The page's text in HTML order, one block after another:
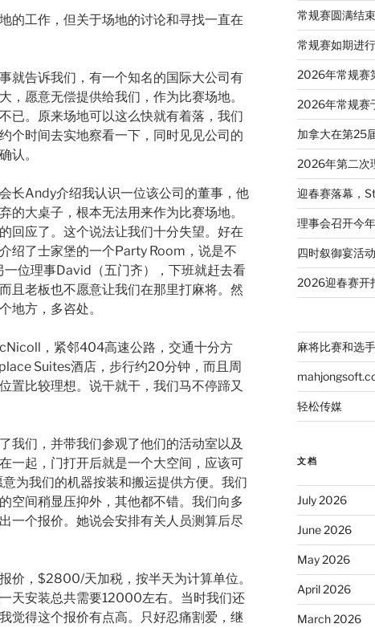
的工作，但关于场地的讨论和寻找一直在
就告诉我们，有一个知名的国际大公司有
，愿意无偿提供给我们，作为比赛场地。
已。原来场地可以这么快就有着落，我们
个时间去实地察看一下，同时见见公司的
认。
长Andy介绍我认识一位该公司的董事，他
的大桌子，根本无法用来作为比赛场地。
回应了。这个说法让我们十分失望。好在
绍了士家堡的一个Party Room，说是不
位理事David（五门齐），下班就赶去看
且老板也不愿意让我们在那里打麻将。然
地方，多咨处。
，紧邻404高速公路，交通十分方
Suites酒店，步行约20分钟，而且周
置比较理想。说干就干，我们马不停蹄又
我们，并带我们参观了他们的活动室以及
一起，门打开后就是一个大空间，应该可
为我们的机器按装和搬运提供方便。我们
空间稍显压抑外，其他都不错。我们向多
一个报价。她说会安排有关人员测算后尽
价，$2800/天加税，按半天为计算单位。
天安装总共需要12000左右。当时我们还
觉得这个报价有点高。只好忍痛割爱，继
常规赛圆满结
常规赛如期进行
2026年常规赛
2026年常规赛
加拿大在第25
2026年第二次
迎春赛落幕，
理事会召开今
四时叙御宴活
2026迎春赛开
麻将比赛和选
轻松传媒
文档
July 2026
June 2026
May 2026
April 2026
March 2026